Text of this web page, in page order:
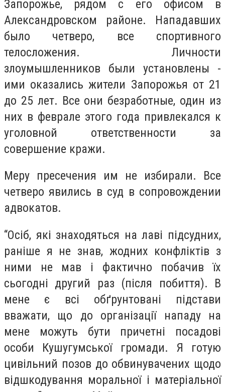
Запорожье, рядом с его офисом в
Александровском районе. Нападавших
было четверо, все спортивного
телосложения. Личности
злоумышленников были установлены -
ими оказались жители Запорожья от 21
до 25 лет. Все они безработные, один из
них в феврале этого года привлекался к
уголовной ответственности за
совершение кражи.
Меру пресечения им не избирали. Все
четверо явились в суд в сопровождении
адвокатов.
“Осіб, які знаходяться на лаві підсудних,
раніше я не знав, жодних конфліктів з
ними не мав і фактично побачив їх
сьогодні другий раз (після побиття). В
мене є всі обґрунтовані підстави
вважати, що до організації нападу на
мене можуть бути причетні посадові
особи Кушугумської громади. Я готую
цивільний позов до обвинувачених щодо
відшкодування моральної і матеріальної